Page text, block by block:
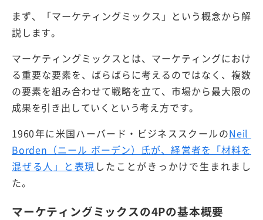
まず、「マーケティングミックス」という概念から解
説します。
マーケティングミックスとは、マーケティングにおけ
る重要な要素を、ばらばらに考えるのではなく、複数
の要素を組み合わせて戦略を立て、市場から最大限の
成果を引き出していくという考え方です。
1960年に米国ハーバード・ビジネススクールのNeil
Borden（ニール ボーデン）氏が、経営者を「材料を
混ぜる人」と表現 したことがきっかけで生まれまし
た。
マーケティングミックスの4Pの基本概要